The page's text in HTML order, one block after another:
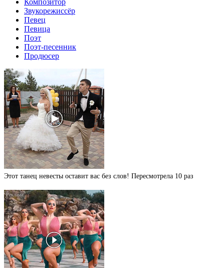
Композитор
Звукорежиссёр
Певец
Певица
Поэт
Поэт-песенник
Продюсер
Этот танец невесты оставит вас без слов! Пересмотрела 10 раз